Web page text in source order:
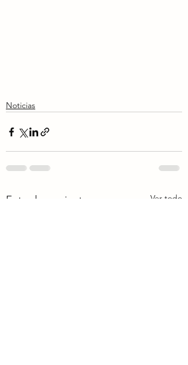
Noticias
Entradas recientes Ver todo